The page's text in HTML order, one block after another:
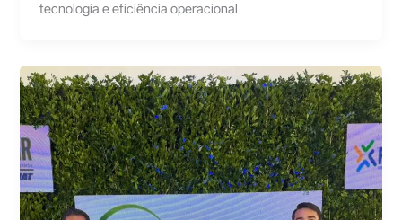
tecnologia e eficiência operacional